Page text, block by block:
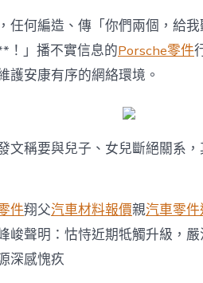
謠：
OSDER
奧
斯
德
零
件
報
價
虛
假
假
造；
任何編造、傳「你們兩個，給
！」播不實信息的Porsche零件
護安康有序的網絡環境。
文稱要與兒子、女兒斷絕關系，
件翔父汽車材料報價親汽車零
峻聲明：怙恃近期牴觸升級，
深感愧疚